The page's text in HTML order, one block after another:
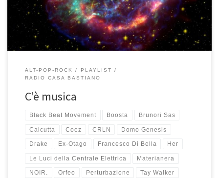
colori sprigionati dalla potente esplosione, inizio a fantasticare e
[…]
ALT-POP-ROCK
PLAYLIST
RADIO CASA BASTIANO
C’è musica
Black Beat Movement Boosta Brunori Sas
Calcutta Coez CRLN Domo Genesis
Drake Ex-Otago Francesco Di Bella Her
Le Luci della Centrale Elettrica Materianera
NOIR. Orfeo Perturbazione Tay Walker